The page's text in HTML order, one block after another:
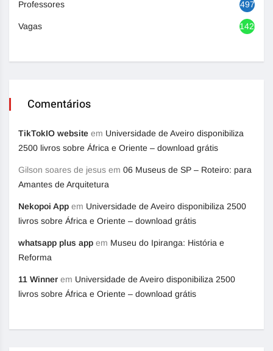
Professores 497
Vagas 1420
Comentários
TikTokIO website em Universidade de Aveiro disponibiliza
2500 livros sobre África e Oriente – download grátis
Gilson soares de jesus em 06 Museus de SP – Roteiro: para
Amantes de Arquitetura
Nekopoi App em Universidade de Aveiro disponibiliza 2500
livros sobre África e Oriente – download grátis
whatsapp plus app em Museu do Ipiranga: História e
Reforma
11 Winner em Universidade de Aveiro disponibiliza 2500
livros sobre África e Oriente – download grátis